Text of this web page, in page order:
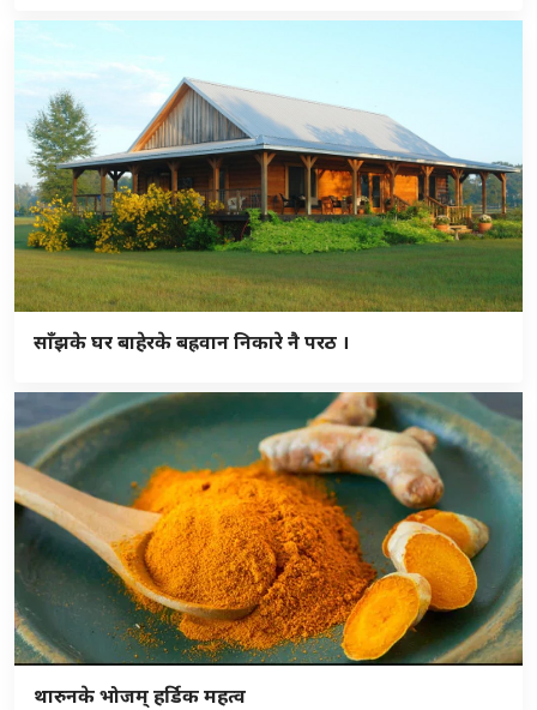
साँझके घर बाहेरके बह्रवान निकारे नै परठ ।
थारुनके भोजम् हर्डिक महत्व